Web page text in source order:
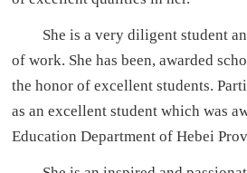
She is a very diligent student
of work. She has been, awarded
the honor of excellent students.
as an excellent student which was
Education Department of Hebei